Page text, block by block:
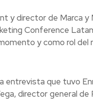
y director de Marca
Conference
y como rol del
que tuvo
director general de